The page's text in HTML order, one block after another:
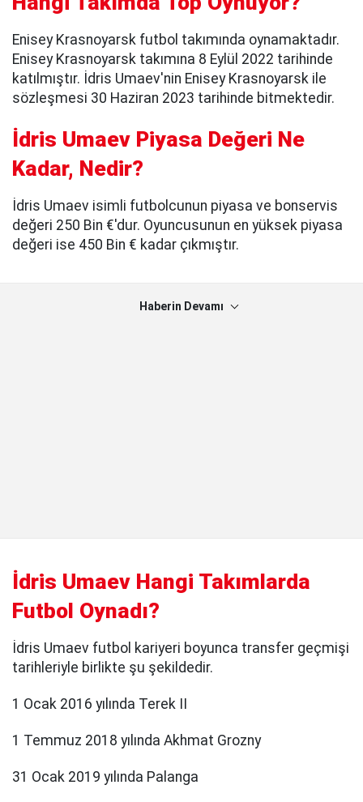
Enisey Krasnoyarsk futbol takımında oynamaktadır.
Enisey Krasnoyarsk takımına 8 Eylül 2022 tarihinde
katılmıştır. İdris Umaev'nin Enisey Krasnoyarsk ile
sözleşmesi 30 Haziran 2023 tarihinde bitmektedir.
İdris Umaev Piyasa Değeri Ne
Kadar, Nedir?
İdris Umaev isimli futbolcunun piyasa ve bonservis
değeri 250 Bin €'dur. Oyuncusunun en yüksek piyasa
değeri ise 450 Bin € kadar çıkmıştır.
Haberin Devamı
İdris Umaev Hangi Takımlarda
Futbol Oynadı?
İdris Umaev futbol kariyeri boyunca transfer geçmişi
tarihleriyle birlikte şu şekildedir.
1 Ocak 2016 yılında Terek II
1 Temmuz 2018 yılında Akhmat Grozny
31 Ocak 2019 yılında Palanga